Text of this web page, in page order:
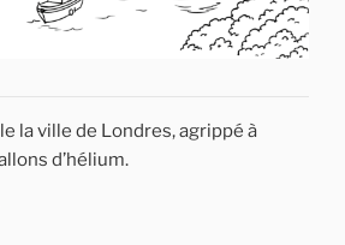
la ville de Londres, agrippé à
d’hélium.